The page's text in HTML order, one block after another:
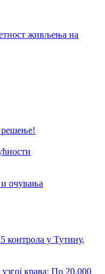
живљења на
решење!
и очувања
контрола у Тутину,
крава: По 20.000